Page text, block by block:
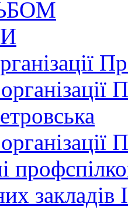
закладів